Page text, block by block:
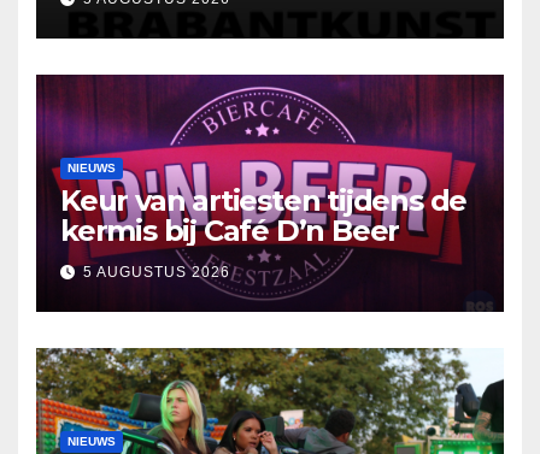
reflectie
NIEUWS
Keur van artiesten tijdens de
kermis bij Café D’n Beer
5 AUGUSTUS 2026
NIEUWS